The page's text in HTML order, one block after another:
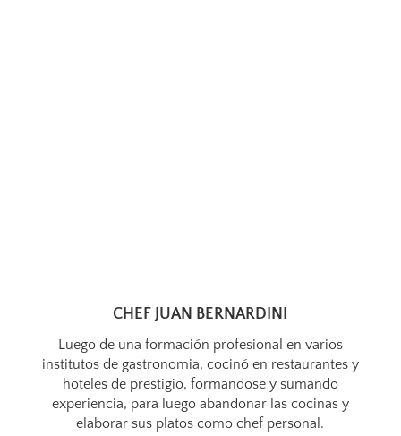
CHEF JUAN BERNARDINI
Luego de una formación profesional en varios
institutos de gastronomia, cocinó en restaurantes y
hoteles de prestigio, formandose y sumando
experiencia, para luego abandonar las cocinas y
elaborar sus platos como chef personal.